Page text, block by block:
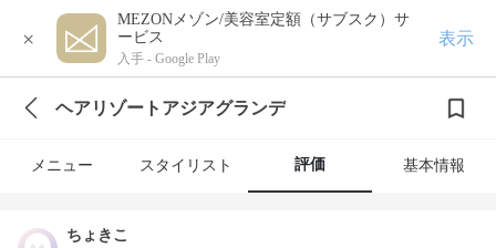
×
MEZONメゾン/美容室定額（サブスク）サ
ービス
入手 - Google Play
表示
ヘアリゾートアジアグランデ
メニュー スタイリスト 評価 基本情報
ちょきこ